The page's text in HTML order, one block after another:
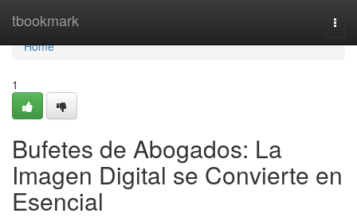
tbookmark
Home
Home
1
Bufetes de Abogados: La
Imagen Digital se Convierte en
Esencial